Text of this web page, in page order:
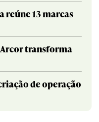
reúne 13 marcas
transforma
de operação